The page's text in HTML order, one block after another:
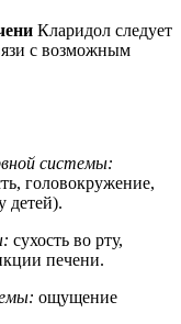
Кларидол следует
с возможным
системы:
головокружение,
детей).
сухость во рту,
печени.
ощущение